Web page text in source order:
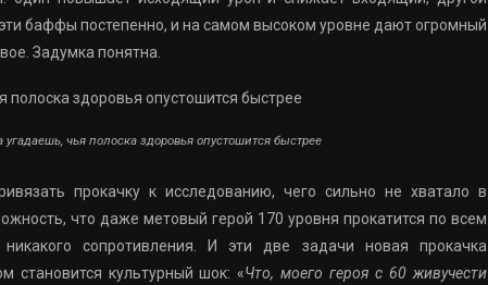
баффы постепенно, и на самом высоком уровне дают огромный
Задумка понятна.
чья полоска здоровья опустошится быстрее
прокачку к исследованию, чего сильно не хватало в
что даже метовый герой 170 уровня прокатится по всем
сопротивления. И эти две задачи новая прокачка
становится культурный шок: «Что, моего героя с 60 живучести